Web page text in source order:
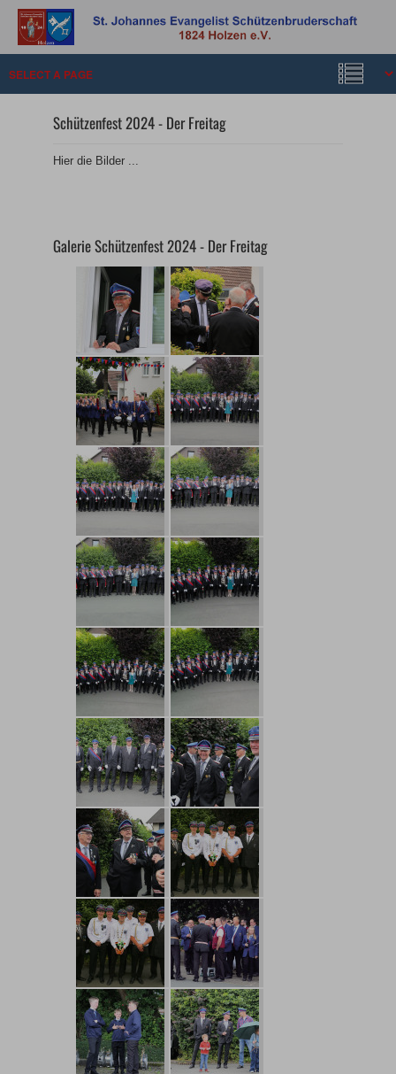
Schützenfest 2024 - Der Freitag
Hier die Bilder ...
Galerie Schützenfest 2024 - Der Freitag